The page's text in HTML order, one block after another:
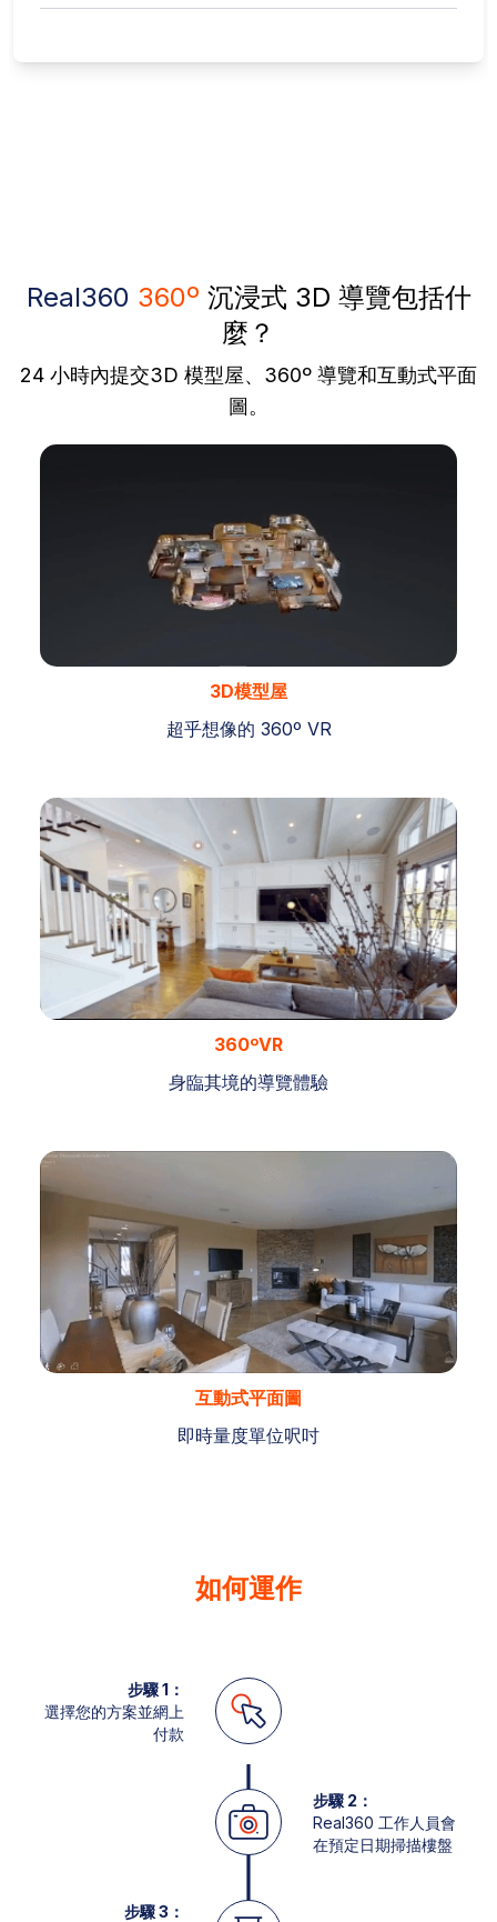
Real360 360º 沉浸式 3D 導覽包括什
麼？
24 小時內提交3D 模型屋、360º 導覽和互動式平面
圖。
3D模型屋
超乎想像的 360º VR
360ºVR
身臨其境的導覽體驗
互動式平面圖
即時量度單位呎吋
如何運作
步驟 1：
選擇您的方案並網上
付款
步驟 2：
Real360 工作人員會
在預定日期掃描樓盤
步驟 3：